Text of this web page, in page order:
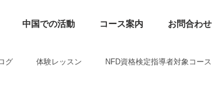
中国での活動 コース案内 お問合わせ
グ 体験レッスン NFD資格検定指導者対象コース